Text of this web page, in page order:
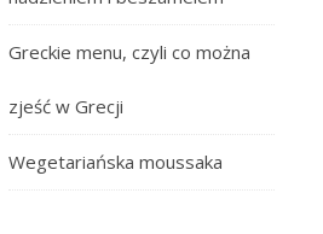
Greckie menu, czyli co można
zjeść w Grecji
Wegetariańska moussaka